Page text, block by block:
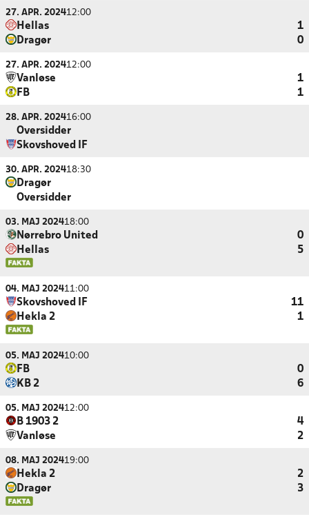
27. APR. 202412:00
Hellas
1
Dragør
0
27. APR. 202412:00
Vanløse
1
FB
1
28. APR. 202416:00
Oversidder
Skovshoved IF
30. APR. 202418:30
Dragør
Oversidder
03. MAJ 202418:00
Nørrebro United
0
Hellas
5
04. MAJ 202411:00
Skovshoved IF
11
Hekla 2
1
05. MAJ 202410:00
FB
0
KB 2
6
05. MAJ 202412:00
B 1903 2
4
Vanløse
2
08. MAJ 202419:00
Hekla 2
2
Dragør
3